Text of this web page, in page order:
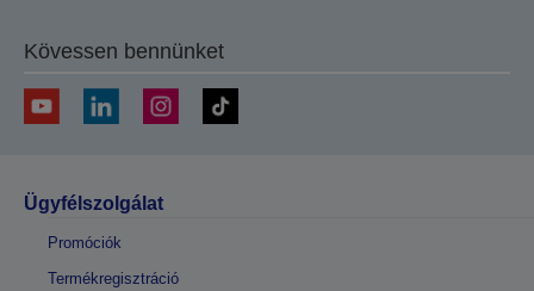
Kövessen bennünket
Ügyfélszolgálat
Promóciók
Termékregisztráció